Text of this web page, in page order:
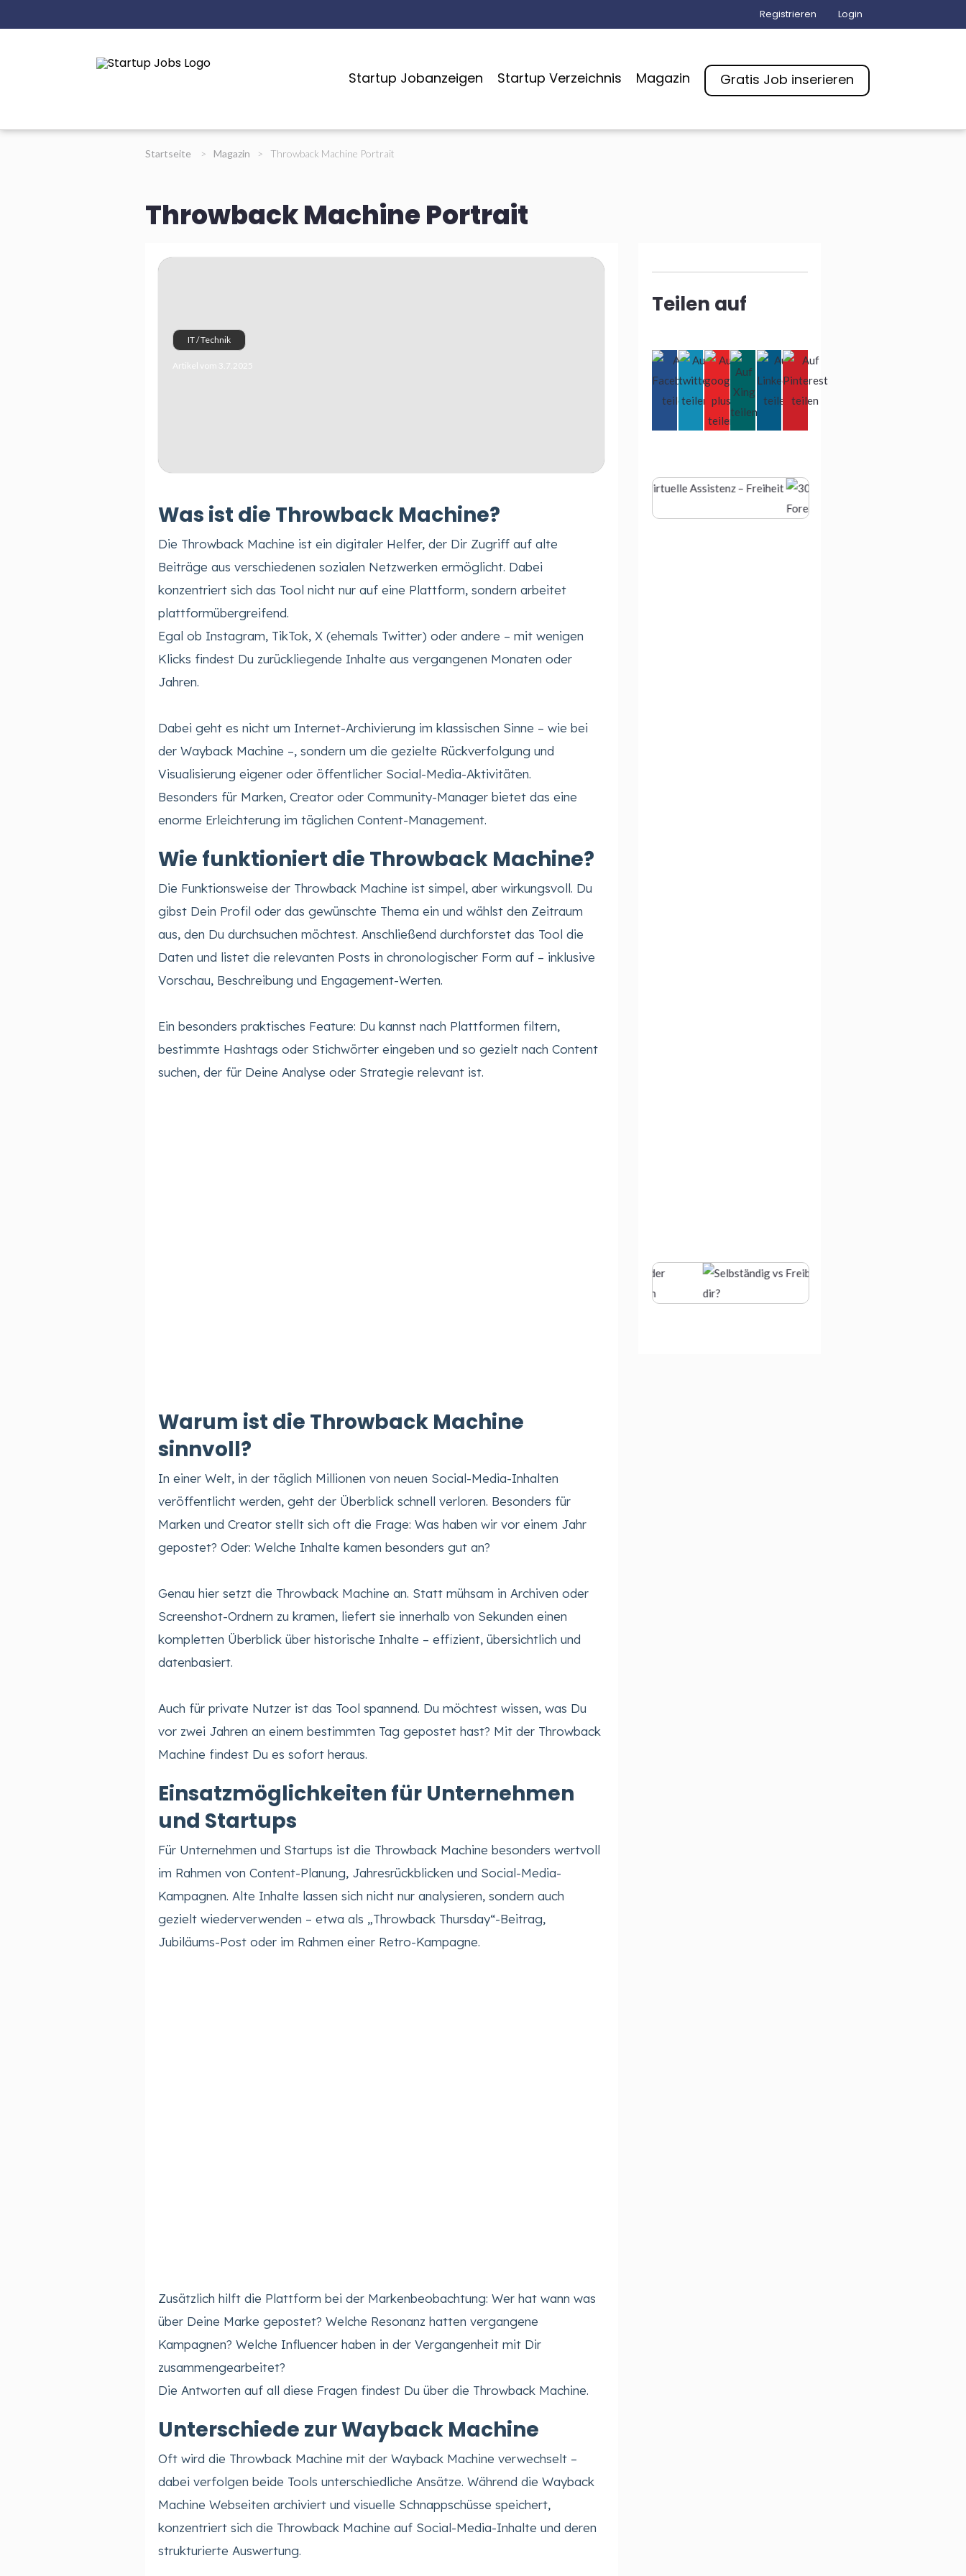
Login
Registrieren
Startup Jobanzeigen Startup Verzeichnis Magazin Gratis Job inserieren
Startseite > Magazin > Throwback Machine Portrait
Throwback Machine Portrait
IT / Technik
Artikel vom 3.7.2025
Was ist die Throwback Machine?
Die Throwback Machine ist ein digitaler Helfer, der Dir Zugriff auf alte
Beiträge aus verschiedenen sozialen Netzwerken ermöglicht. Dabei
konzentriert sich das Tool nicht nur auf eine Plattform, sondern arbeitet
plattformübergreifend.
Egal ob Instagram, TikTok, X (ehemals Twitter) oder andere – mit wenigen
Klicks findest Du zurückliegende Inhalte aus vergangenen Monaten oder
Jahren.
Dabei geht es nicht um Internet-Archivierung im klassischen Sinne – wie bei
der Wayback Machine –, sondern um die gezielte Rückverfolgung und
Visualisierung eigener oder öffentlicher Social-Media-Aktivitäten.
Besonders für Marken, Creator oder Community-Manager bietet das eine
enorme Erleichterung im täglichen Content-Management.
Wie funktioniert die Throwback Machine?
Die Funktionsweise der Throwback Machine ist simpel, aber wirkungsvoll. Du
gibst Dein Profil oder das gewünschte Thema ein und wählst den Zeitraum
aus, den Du durchsuchen möchtest. Anschließend durchforstet das Tool die
Daten und listet die relevanten Posts in chronologischer Form auf – inklusive
Vorschau, Beschreibung und Engagement-Werten.
Ein besonders praktisches Feature: Du kannst nach Plattformen filtern,
bestimmte Hashtags oder Stichwörter eingeben und so gezielt nach Content
suchen, der für Deine Analyse oder Strategie relevant ist.
Warum ist die Throwback Machine
sinnvoll?
In einer Welt, in der täglich Millionen von neuen Social-Media-Inhalten
veröffentlicht werden, geht der Überblick schnell verloren. Besonders für
Marken und Creator stellt sich oft die Frage: Was haben wir vor einem Jahr
gepostet? Oder: Welche Inhalte kamen besonders gut an?
Genau hier setzt die Throwback Machine an. Statt mühsam in Archiven oder
Screenshot-Ordnern zu kramen, liefert sie innerhalb von Sekunden einen
kompletten Überblick über historische Inhalte – effizient, übersichtlich und
datenbasiert.
Auch für private Nutzer ist das Tool spannend. Du möchtest wissen, was Du
vor zwei Jahren an einem bestimmten Tag gepostet hast? Mit der Throwback
Machine findest Du es sofort heraus.
Einsatzmöglichkeiten für Unternehmen
und Startups
Für Unternehmen und Startups ist die Throwback Machine besonders wertvoll
im Rahmen von Content-Planung, Jahresrückblicken und Social-Media-
Kampagnen. Alte Inhalte lassen sich nicht nur analysieren, sondern auch
gezielt wiederverwenden – etwa als „Throwback Thursday“-Beitrag,
Jubiläums-Post oder im Rahmen einer Retro-Kampagne.
Zusätzlich hilft die Plattform bei der Markenbeobachtung: Wer hat wann was
über Deine Marke gepostet? Welche Resonanz hatten vergangene
Kampagnen? Welche Influencer haben in der Vergangenheit mit Dir
zusammengearbeitet?
Die Antworten auf all diese Fragen findest Du über die Throwback Machine.
Unterschiede zur Wayback Machine
Oft wird die Throwback Machine mit der Wayback Machine verwechselt –
dabei verfolgen beide Tools unterschiedliche Ansätze. Während die Wayback
Machine Webseiten archiviert und visuelle Schnappschüsse speichert,
konzentriert sich die Throwback Machine auf Social-Media-Inhalte und deren
strukturierte Auswertung.
Teilen auf